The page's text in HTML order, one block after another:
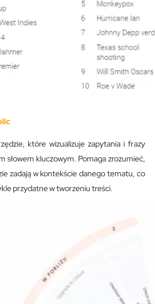
które wizualizuje zapytania i frazy
słowem kluczowym. Pomaga zrozumieć,
zadają w kontekście danego tematu, co
przydatne w tworzeniu treści.